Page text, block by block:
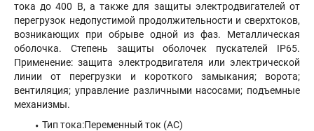
тока до 400 В, а также для защиты электродвигателей от
перегрузок недопустимой продолжительности и сверхтоков,
возникающих при обрыве одной из фаз. Металлическая
оболочка. Степень защиты оболочек пускателей IР65.
Применение: защита электродвигателя или электрической
линии от перегрузки и короткого замыкания; ворота;
вентиляция; управление различными насосами; подъемные
механизмы.
Тип тока:Переменный ток (АС)